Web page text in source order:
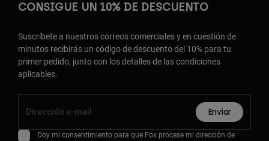
CONSIGUE UN 10% DE DESCUENTO
Suscríbete a nuestros correos comerciales y en cuestión de
minutos recibirás un código de descuento del 10% para tu
primer pedido, junto con los detalles de las condiciones
aplicables.
Enviar
Doy mi consentimiento para que Fox procese mi dirección de